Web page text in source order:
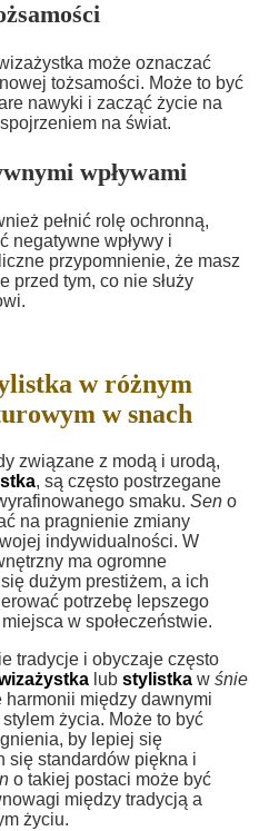
może oznaczać
tożsamości. Może to być
nawyki i zacząć życie na
na świat.
wpływami
pełnić rolę ochronną,
negatywne wpływy i
przypomnienie, że masz
przed tym, co nie służy
w różnym
w snach
związane z modą i urodą,
, są często postrzegane
smaku. Sen o
na pragnienie zmiany
indywidualności. W
ma ogromne
dużym prestiżem, a ich
potrzebę lepszego
w społeczeństwie.
tradycje i obyczaje często
lub stylistka w śnie
między dawnymi
życia. Może to być
by lepiej się
się standardów piękna i
o takiej postaci może być
między tradycją a
życiu.